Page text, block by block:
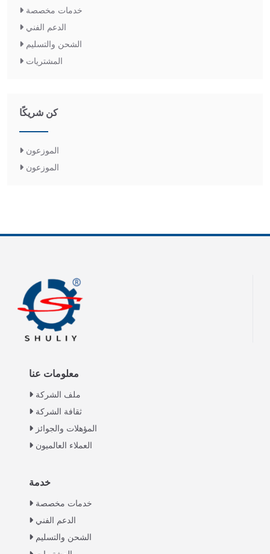
خدمات مخصصة
الدعم الفني
الشحن والتسليم
المشتريات
كن شريكًا
الموزعون
الموزعون
معلومات عنا
ملف الشركة
ثقافة الشركة
المؤهلات والجوائز
العملاء العالميون
خدمة
خدمات مخصصة
الدعم الفني
الشحن والتسليم
Swahili
Greek